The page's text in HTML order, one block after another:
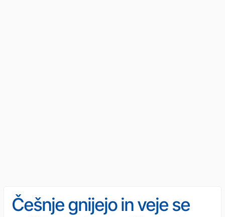
Češnje gnijejo in veje se